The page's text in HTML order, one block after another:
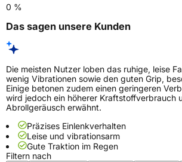
0 %
Das sagen unsere Kunden
Die meisten Nutzer loben das ruhige, leise
wenig Vibrationen sowie den guten Grip,
Einige betonen zudem einen geringeren
wird jedoch ein höherer Kraftstoffverbrauch
Abrollgeräusch erwähnt.
Präzises Einlenkverhalten
Leise und vibrationsarm
Gute Traktion im Regen
Filtern nach